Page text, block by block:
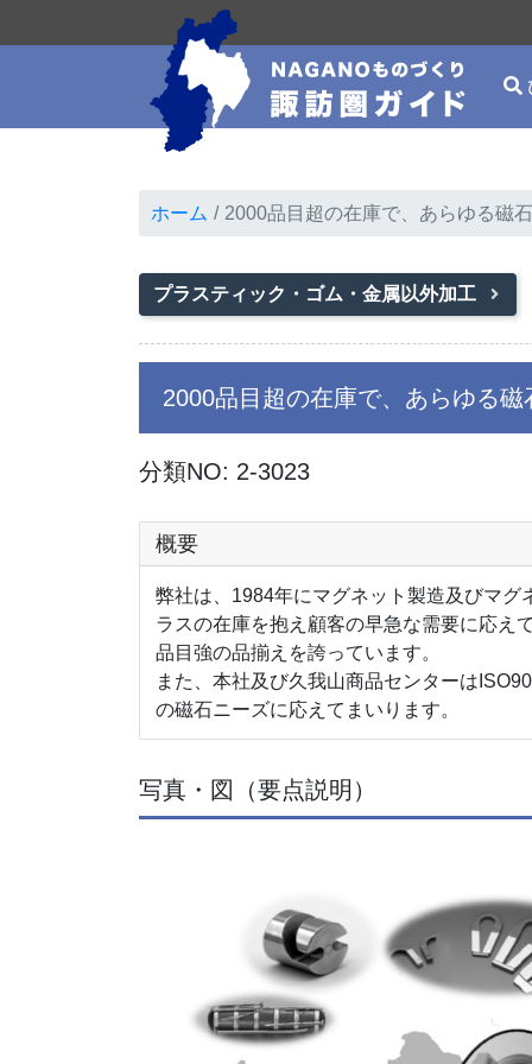
ホーム 2000品目超の在庫で、あらゆる磁
プラスティック・ゴム・金属以外加工
2000品目超の在庫で、あらゆる
分類NO: 2-3023
概要
弊社は、1984年にマグネット製造及びマ
ラスの在庫を抱え顧客の早急な需要に応え
品目強の品揃えを誇っています。
また、本社及び久我山商品センターは
の磁石ニーズに応えてまいります。
写真・図（要点説明）